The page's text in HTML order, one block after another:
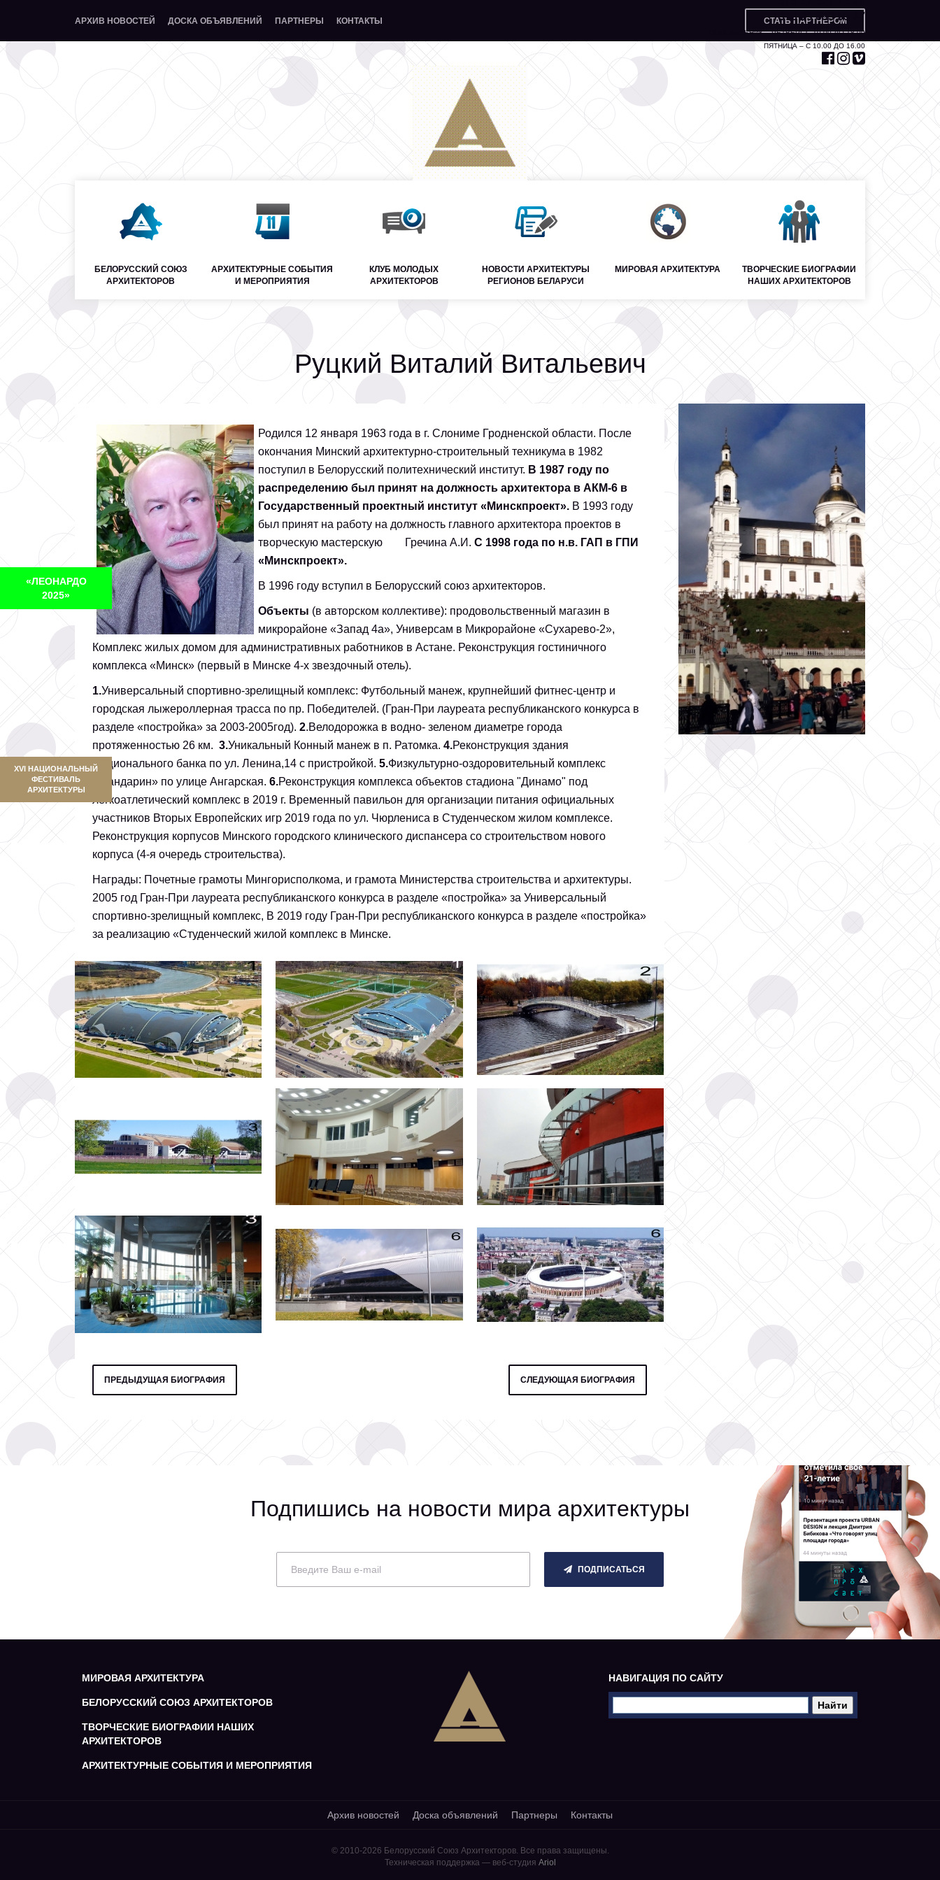
«ЛЕОНАРДО
2025»
XVI НАЦИОНАЛЬНЫЙ
ФЕСТИВАЛЬ
АРХИТЕКТУРЫ
АРХИВ НОВОСТЕЙ ДОСКА ОБЪЯВЛЕНИЙ ПАРТНЕРЫ КОНТАКТЫ СТАТЬ ПАРТНЁРОМ
+375 29 653 55 67
ПОНЕДЕЛЬНИК – ЧЕТВЕРГ С 10.00 ДО 18.00
ПЯТНИЦА – С 10.00 ДО 16.00
БЕЛОРУССКИЙ СОЮЗ
АРХИТЕКТОРОВ
АРХИТЕКТУРНЫЕ СОБЫТИЯ
И МЕРОПРИЯТИЯ
КЛУБ МОЛОДЫХ
АРХИТЕКТОРОВ
НОВОСТИ АРХИТЕКТУРЫ
РЕГИОНОВ БЕЛАРУСИ
МИРОВАЯ АРХИТЕКТУРА
ТВОРЧЕСКИЕ БИОГРАФИИ
НАШИХ АРХИТЕКТОРОВ
Руцкий Виталий Витальевич
Родился 12 января 1963 года в г. Слониме Гродненской области. После
окончания Минский архитектурно-строительный техникума в 1982
поступил в Белорусский политехнический институт. В 1987 году по
распределению был принят на должность архитектора в АКМ-6 в
Государственный проектный институт «Минскпроект». В 1993 году
был принят на работу на должность главного архитектора проектов в
творческую мастерскую Гречина А.И. С 1998 года по н.в. ГАП в ГПИ
«Минскпроект».
В 1996 году вступил в Белорусский союз архитекторов.
Объекты (в авторском коллективе): продовольственный магазин в
микрорайоне «Запад 4а», Универсам в Микрорайоне «Сухарево-2»,
Комплекс жилых домом для административных работников в Астане. Реконструкция гостиничного
комплекса «Минск» (первый в Минске 4-х звездочный отель).
1.Универсальный спортивно-зрелищный комплекс: Футбольный манеж, крупнейший фитнес-центр и
городская лыжероллерная трасса по пр. Победителей. (Гран-При лауреата республиканского конкурса в
разделе «постройка» за 2003-2005год). 2.Велодорожка в водно- зеленом диаметре города
протяженностью 26 км. 3.Уникальный Конный манеж в п. Ратомка. 4.Реконструкция здания
Национального банка по ул. Ленина,14 с пристройкой. 5.Физкультурно-оздоровительный комплекс
«Мандарин» по улице Ангарская. 6.Реконструкция комплекса объектов стадиона "Динамо" под
легкоатлетический комплекс в 2019 г. Временный павильон для организации питания официальных
участников Вторых Европейских игр 2019 года по ул. Чюрлениса в Студенческом жилом комплексе.
Реконструкция корпусов Минского городского клинического диспансера со строительством нового
корпуса (4-я очередь строительства).
Награды: Почетные грамоты Мингорисполкома, и грамота Министерства строительства и архитектуры.
2005 год Гран-При лауреата республиканского конкурса в разделе «постройка» за Универсальный
спортивно-зрелищный комплекс, В 2019 году Гран-При республиканского конкурса в разделе «постройка»
за реализацию «Студенческий жилой комплекс в Минске.
ПРЕДЫДУЩАЯ БИОГРАФИЯ СЛЕДУЮЩАЯ БИОГРАФИЯ
Подпишись на новости мира архитектуры
ПОДПИСАТЬСЯ
МИРОВАЯ АРХИТЕКТУРА
БЕЛОРУССКИЙ СОЮЗ АРХИТЕКТОРОВ
ТВОРЧЕСКИЕ БИОГРАФИИ НАШИХ
АРХИТЕКТОРОВ
АРХИТЕКТУРНЫЕ СОБЫТИЯ И МЕРОПРИЯТИЯ
НАВИГАЦИЯ ПО САЙТУ
Архив новостей Доска объявлений Партнеры Контакты
© 2010-2026 Белорусский Союз Архитекторов. Все права защищены.
Техническая поддержка — веб-студия Ariol